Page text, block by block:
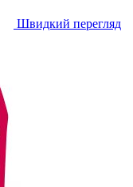
Швидкий перегляд